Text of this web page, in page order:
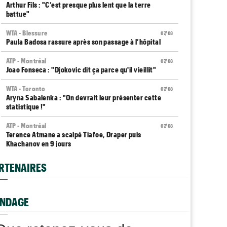
Arthur Fils : "C’est presque plus lent que la terre
battue"
07/08
WTA - Blessure
Paula Badosa rassure après son passage à l’hôpital
07/08
ATP - Montréal
Joao Fonseca : "Djokovic dit ça parce qu'il vieillit"
07/08
WTA - Toronto
Aryna Sabalenka : "On devrait leur présenter cette
statistique !"
07/08
ATP - Montréal
Terence Atmane a scalpé Tiafoe, Draper puis
Khachanov en 9 jours
Plovdiv (CH)
Yannick Alexandrescou, 18 ans, privé d'une première
demie en Chal'
ATP / WTA
Tous les programmes et résultats du vendredi 7 août
2026